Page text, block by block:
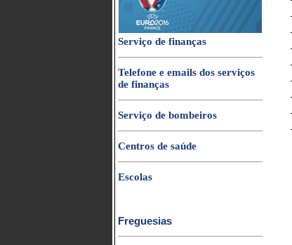
Serviço de finanças
Telefone e emails dos serviços
de finanças
Serviço de bombeiros
Centros de saúde
Escolas
Freguesias